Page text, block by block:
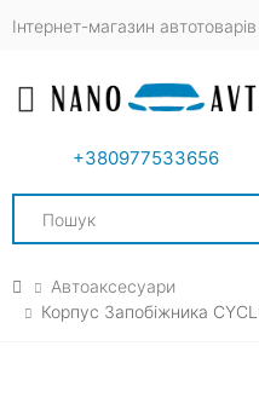
Інтернет-магазин автотоварів
Toggle mobile
+380977533656
Search
Автоаксесуари
Корпус Запобіжника